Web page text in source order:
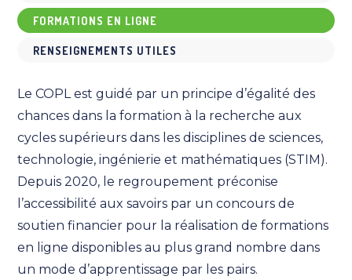
FORMATIONS EN LIGNE
RENSEIGNEMENTS UTILES
Le COPL est guidé par un principe d’égalité des
chances dans la formation à la recherche aux
cycles supérieurs dans les disciplines de sciences,
technologie, ingénierie et mathématiques (STIM).
Depuis 2020, le regroupement préconise
l’accessibilité aux savoirs par un concours de
soutien financier pour la réalisation de formations
en ligne disponibles au plus grand nombre dans
un mode d’apprentissage par les pairs.